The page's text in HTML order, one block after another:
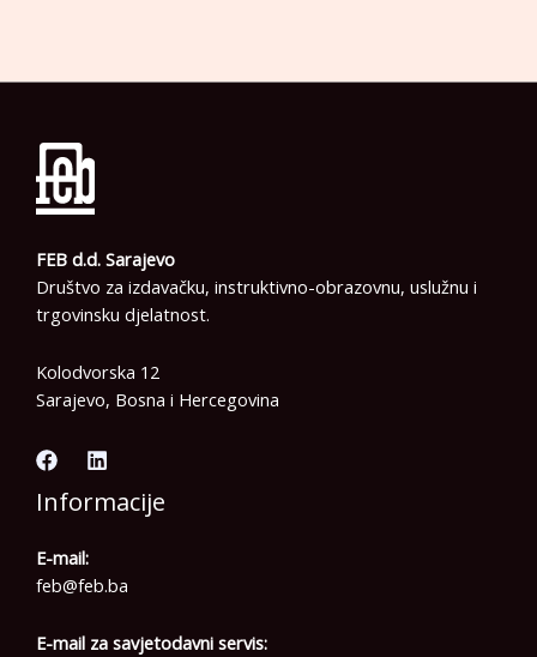
FEB d.d. Sarajevo
Društvo za izdavačku, instruktivno-obrazovnu, uslužnu i
trgovinsku djelatnost.
Kolodvorska 12
Sarajevo, Bosna i Hercegovina
Informacije
E-mail:
feb@feb.ba
E-mail za savjetodavni servis: